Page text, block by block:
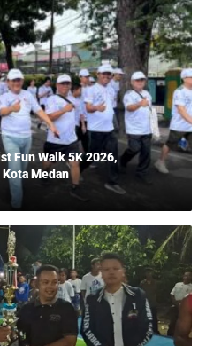
Fun Walk 5K 2026,
Medan